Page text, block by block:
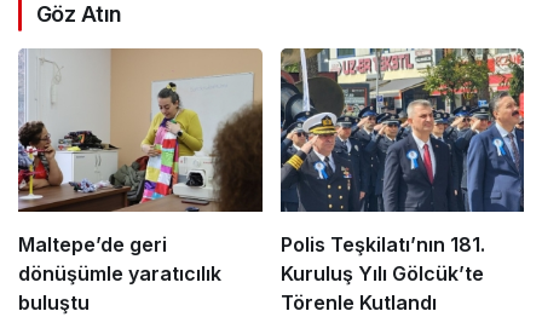
Göz Atın
Maltepe’de geri
dönüşümle yaratıcılık
buluştu
Polis Teşkilatı’nın 181.
Kuruluş Yılı Gölcük’te
Törenle Kutlandı